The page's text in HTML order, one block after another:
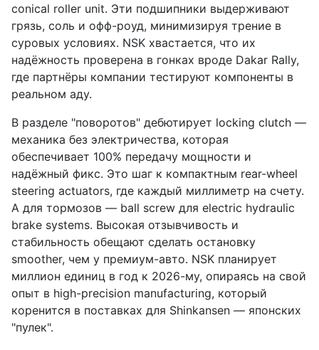
conical roller unit. Эти подшипники выдерживают
грязь, соль и офф-роуд, минимизируя трение в
суровых условиях. NSK хвастается, что их
надёжность проверена в гонках вроде Dakar Rally,
где партнёры компании тестируют компоненты в
реальном аду.
В разделе "поворотов" дебютирует locking clutch —
механика без электричества, которая
обеспечивает 100% передачу мощности и
надёжный фикс. Это шаг к компактным rear-wheel
steering actuators, где каждый миллиметр на счету.
А для тормозов — ball screw для electric hydraulic
brake systems. Высокая отзывчивость и
стабильность обещают сделать остановку
smoother, чем у премиум-авто. NSK планирует
миллион единиц в год к 2026-му, опираясь на свой
опыт в high-precision manufacturing, который
коренится в поставках для Shinkansen — японских
"пулек".